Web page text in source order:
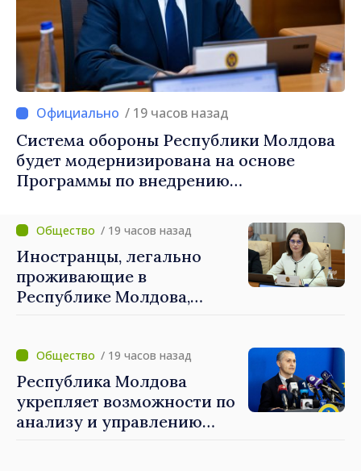
/ 19 часов назад
Система обороны Республики Молдова
будет модернизирована на основе
Программы по внедрению
/ 19 часов назад
Иностранцы, легально
проживающие в
Республике Молдова,
социальной и финансовой
интеграции
/ 19 часов назад
Республика Молдова
укрепляет возможности по
анализу и управлению